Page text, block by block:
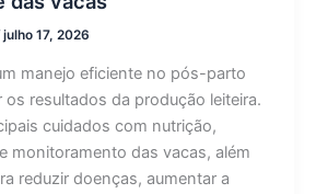
julho 17, 2026
manejo eficiente no pós-parto
resultados da produção leiteira.
cuidados com nutrição,
monitoramento das vacas, além
reduzir doenças, aumentar a